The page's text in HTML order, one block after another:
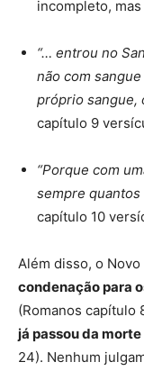
incompleto,
“… entrou no
não com
próprio sangue,
capítulo 9
“Porque com
sempre
capítulo 10
Além disso, o
condenação para
(Romanos capítulo
já passou da
24). Nenhum